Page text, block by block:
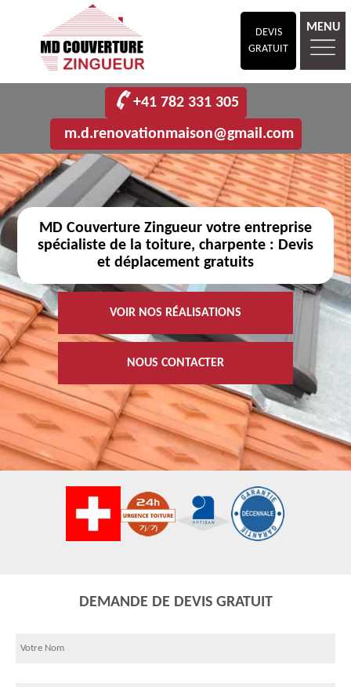
DEVIS
GRATUIT
MENU
+41 782 331 305
m.d.renovationmaison@gmail.com
MD Couverture Zingueur votre entreprise
spécialiste de la toiture, charpente : Devis
et déplacement gratuits
VOIR NOS RÉALISATIONS
NOUS CONTACTER
DEMANDE DE DEVIS GRATUIT